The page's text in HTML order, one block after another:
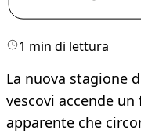
1 min di lettura
La nuova stagione
vescovi accende
apparente che